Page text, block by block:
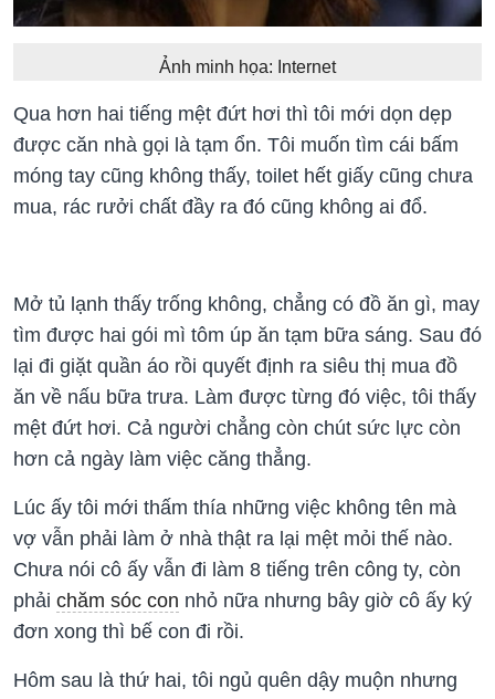
Ảnh minh họa: Internet
Qua hơn hai tiếng mệt đứt hơi thì tôi mới dọn dẹp
được căn nhà gọi là tạm ổn. Tôi muốn tìm cái bấm
móng tay cũng không thấy, toilet hết giấy cũng chưa
mua, rác rưởi chất đầy ra đó cũng không ai đổ.
Mở tủ lạnh thấy trống không, chẳng có đồ ăn gì, may
tìm được hai gói mì tôm úp ăn tạm bữa sáng. Sau đó
lại đi giặt quần áo rồi quyết định ra siêu thị mua đồ
ăn về nấu bữa trưa. Làm được từng đó việc, tôi thấy
mệt đứt hơi. Cả người chẳng còn chút sức lực còn
hơn cả ngày làm việc căng thẳng.
Lúc ấy tôi mới thấm thía những việc không tên mà
vợ vẫn phải làm ở nhà thật ra lại mệt mỏi thế nào.
Chưa nói cô ấy vẫn đi làm 8 tiếng trên công ty, còn
phải chăm sóc con nhỏ nữa nhưng bây giờ cô ấy ký
đơn xong thì bế con đi rồi.
Hôm sau là thứ hai, tôi ngủ quên dậy muộn nhưng